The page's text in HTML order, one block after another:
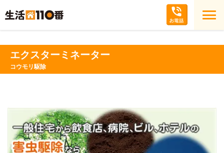
エクスターミネーター
コウモリ駆除